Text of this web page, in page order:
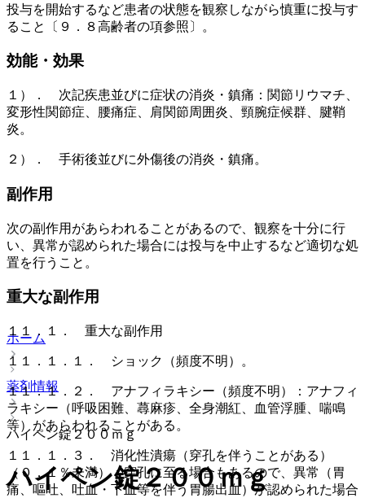
投与を開始するなど患者の状態を観察しながら慎重に投与す
ること〔９．８高齢者の項参照〕。
効能・効果
１）． 次記疾患並びに症状の消炎・鎮痛：関節リウマチ、
変形性関節症、腰痛症、肩関節周囲炎、頸腕症候群、腱鞘
炎。
２）． 手術後並びに外傷後の消炎・鎮痛。
副作用
次の副作用があらわれることがあるので、観察を十分に行
い、異常が認められた場合には投与を中止するなど適切な処
置を行うこと。
重大な副作用
１１．１． 重大な副作用
１１．１．１． ショック（頻度不明）。
１１．１．２． アナフィラキシー（頻度不明）：アナフィ
ラキシー（呼吸困難、蕁麻疹、全身潮紅、血管浮腫、喘鳴
等）があらわれることがある。
１１．１．３． 消化性潰瘍（穿孔を伴うことがある）
（０．１％未満）：穿孔に至る場合もあるので、異常（胃
痛、嘔吐、吐血・下血等を伴う胃腸出血）が認められた場合
ホーム
薬剤情報
ハイペン錠２００ｍｇ
ハイペン錠２００ｍｇ